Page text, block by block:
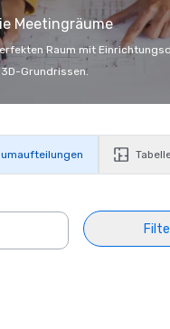
Meetingräume
Raum mit
Grundrissen.